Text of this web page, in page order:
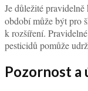
Je důležité
období může být pro
k rozšíření.
pesticidů pomůže
Pozornost a